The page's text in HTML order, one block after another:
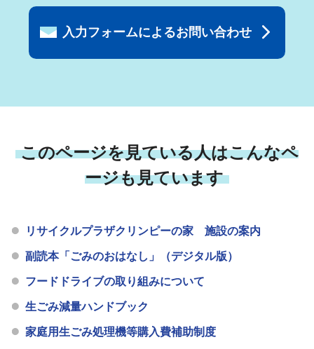
入力フォームによるお問い合わせ
このページを見ている人はこんなペ
ージも見ています
リサイクルプラザクリンピーの家 施設の案内
副読本「ごみのおはなし」（デジタル版）
フードドライブの取り組みについて
生ごみ減量ハンドブック
家庭用生ごみ処理機等購入費補助制度